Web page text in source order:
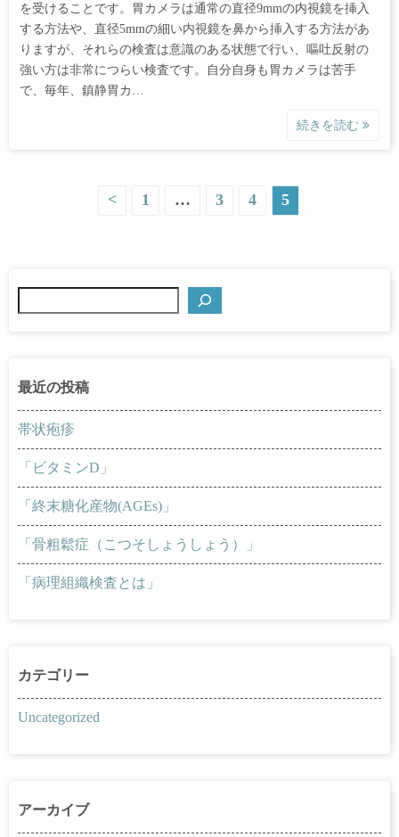
を受けることです。胃カメラは通常の直径9mmの内視鏡を挿入
する方法や、直径5mmの細い内視鏡を鼻から挿入する方法があ
りますが、それらの検査は意識のある状態で行い、嘔吐反射の
強い方は非常につらい検査です。自分自身も胃カメラは苦手
で、毎年、鎮静胃カ…
続きを読む
ジ
送
り
< 1 … 3 4 5
帯状疱疹
「ビタミンD」
「終末糖化産物(AGEs)」
「骨粗鬆症（こつそしょうしょう）」
「病理組織検査とは」
Uncategorized